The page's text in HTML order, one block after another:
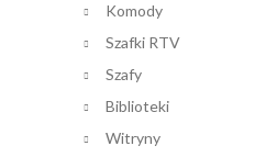
Komody
Szafki RTV
Szafy
Biblioteki
Witryny